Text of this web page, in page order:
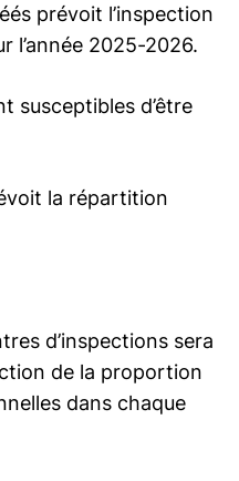
prévoit l’inspection
l’année 2025-2026.
susceptibles d’être
la répartition
d’inspections sera
de la proportion
dans chaque